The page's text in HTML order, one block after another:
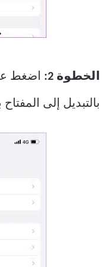
الخطوة 2: اضغط
بالتبديل إلى المفتاح